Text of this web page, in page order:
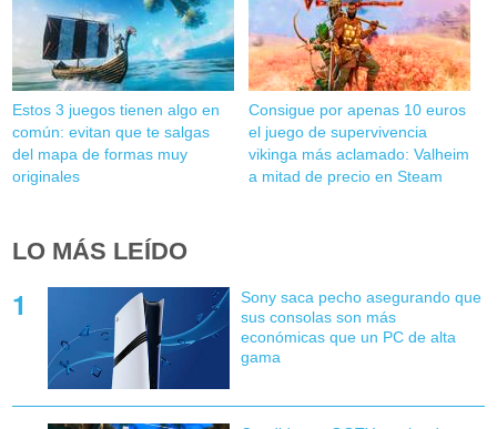
Estos 3 juegos tienen algo en
común: evitan que te salgas
del mapa de formas muy
originales
Consigue por apenas 10 euros
el juego de supervivencia
vikinga más aclamado: Valheim
a mitad de precio en Steam
LO MÁS LEÍDO
Sony saca pecho asegurando que
sus consolas son más
económicas que un PC de alta
gama